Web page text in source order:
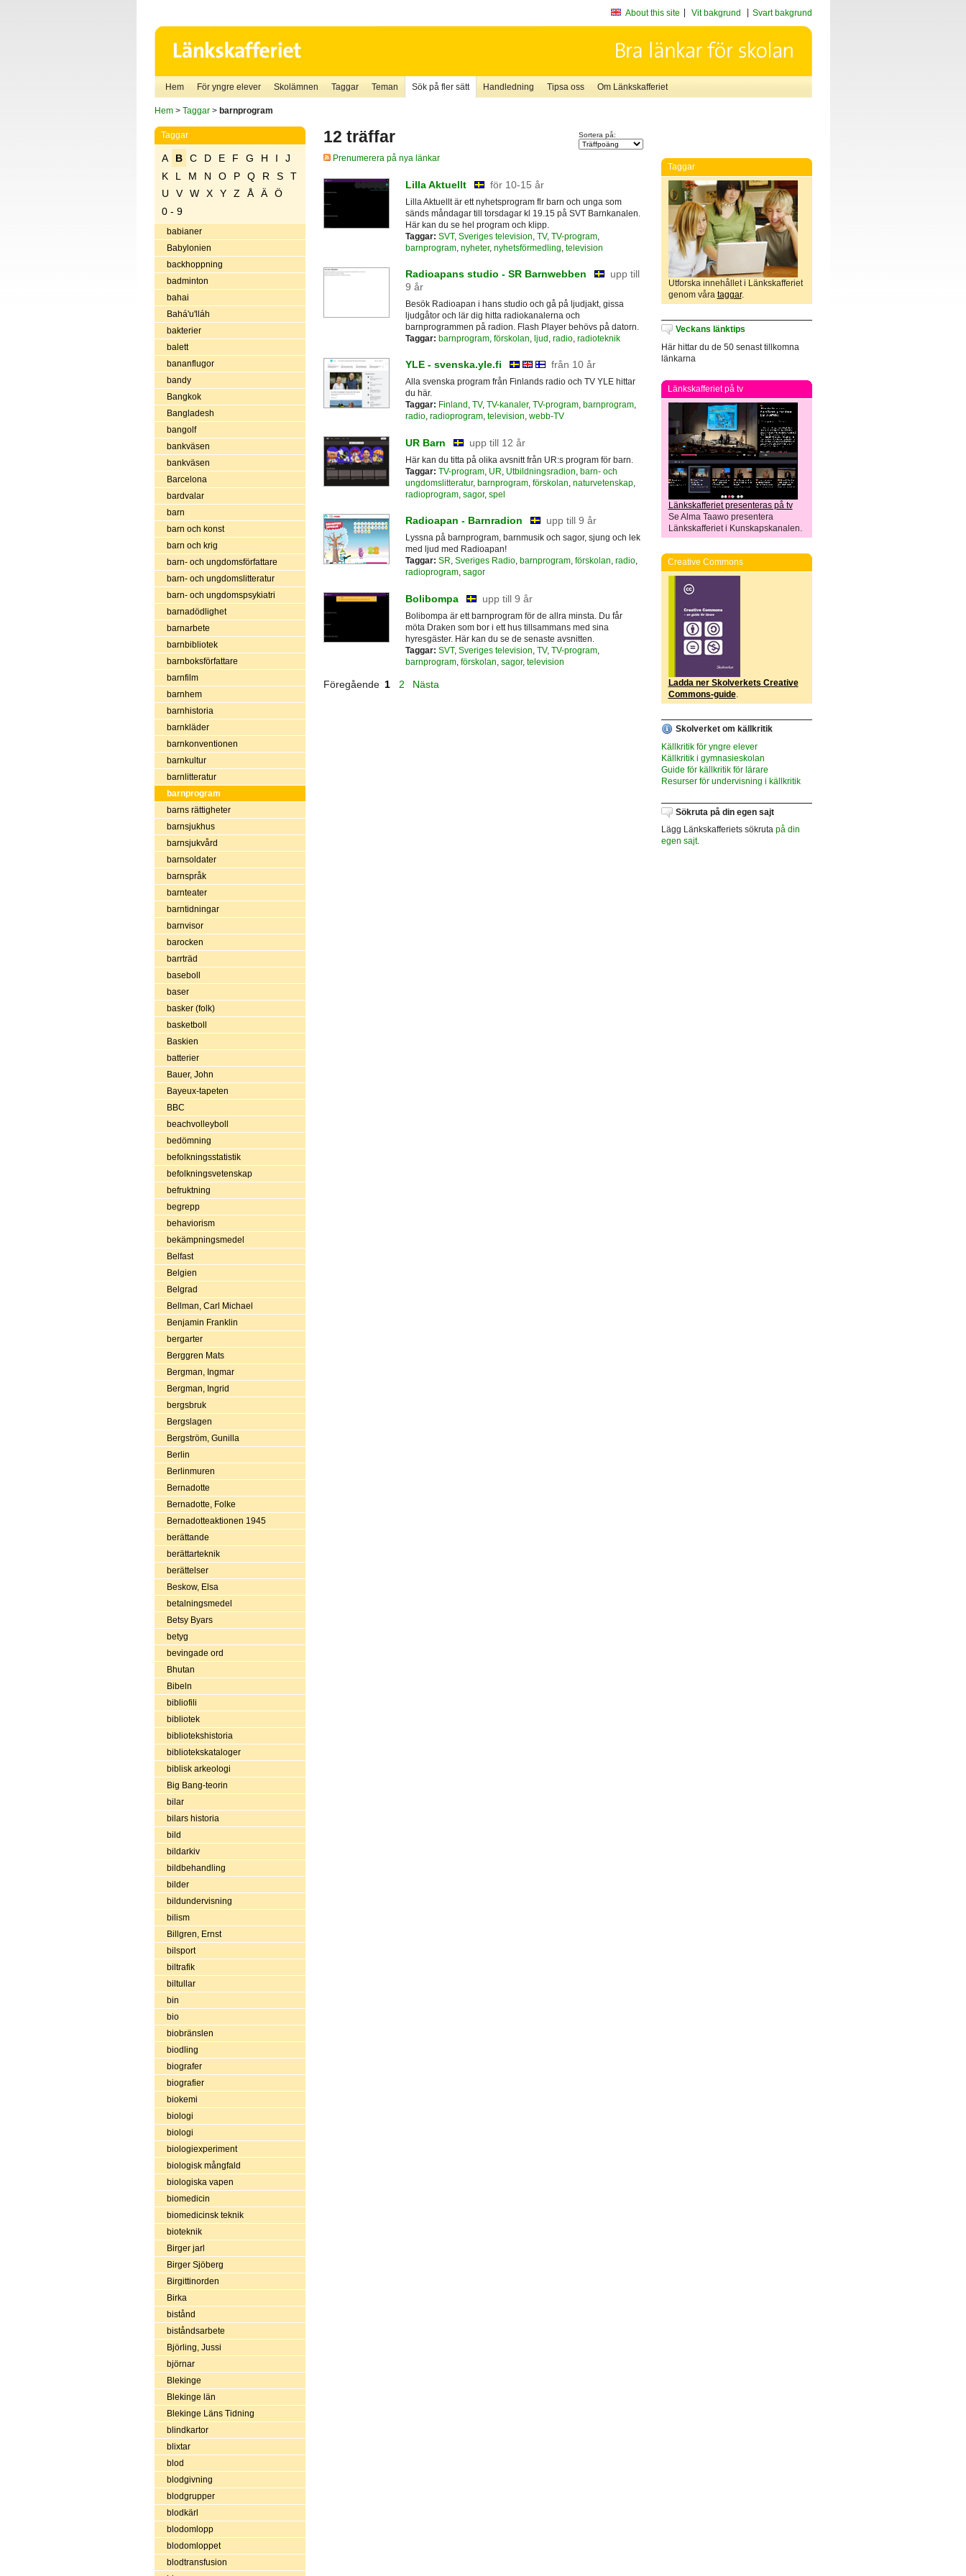
About this site Vit bakgrund Svart bakgrund
Hem För yngre elever Skolämnen Taggar Teman Sök på fler sätt Handledning Tipsa oss Om Länkskafferiet
Hem> Taggar> barnprogram
Taggar
A B C D E F G H I
J
K
L M N O P Q R S
T
U
V W X Y Z Å Ä
Ö
0 - 9
babianer
Babylonien
backhoppning
badminton
bahai
Bahá'u'lláh
bakterier
balett
bananflugor
bandy
Bangkok
Bangladesh
bangolf
bankväsen
bankväsen
Barcelona
bardvalar
barn
barn och konst
barn och krig
barn- och ungdomsförfattare
barn- och ungdomslitteratur
barn- och ungdomspsykiatri
barnadödlighet
barnarbete
barnbibliotek
barnboksförfattare
barnfilm
barnhem
barnhistoria
barnkläder
barnkonventionen
barnkultur
barnlitteratur
barnprogram
barns rättigheter
barnsjukhus
barnsjukvård
barnsoldater
barnspråk
barnteater
barntidningar
barnvisor
barocken
barrträd
baseboll
baser
basker (folk)
basketboll
Baskien
batterier
Bauer, John
Bayeux-tapeten
BBC
beachvolleyboll
bedömning
befolkningsstatistik
befolkningsvetenskap
befruktning
begrepp
behaviorism
bekämpningsmedel
Belfast
Belgien
Belgrad
Bellman, Carl Michael
Benjamin Franklin
bergarter
Berggren Mats
Bergman, Ingmar
Bergman, Ingrid
bergsbruk
Bergslagen
Bergström, Gunilla
Berlin
Berlinmuren
Bernadotte
Bernadotte, Folke
Bernadotteaktionen 1945
berättande
berättarteknik
berättelser
Beskow, Elsa
betalningsmedel
Betsy Byars
betyg
bevingade ord
Bhutan
Bibeln
bibliofili
bibliotek
bibliotekshistoria
bibliotekskataloger
biblisk arkeologi
Big Bang-teorin
bilar
bilars historia
bild
bildarkiv
bildbehandling
bilder
bildundervisning
bilism
Billgren, Ernst
bilsport
biltrafik
biltullar
bin
bio
biobränslen
biodling
biografer
biografier
biokemi
biologi
biologi
biologiexperiment
biologisk mångfald
biologiska vapen
biomedicin
biomedicinsk teknik
bioteknik
Birger jarl
Birger Sjöberg
Birgittinorden
Birka
bistånd
biståndsarbete
Björling, Jussi
björnar
Blekinge
Blekinge län
Blekinge Läns Tidning
blindkartor
blixtar
blod
blodgivning
blodgrupper
blodkärl
blodomlopp
blodomloppet
blodtransfusion
12 träffar Sortera på:
Prenumerera på nya länkar
Lilla Aktuellt för 10-15 år
Lilla Aktuellt är ett nyhetsprogram flr barn och unga som
sänds måndagar till torsdagar kl 19.15 på SVT Barnkanalen.
Här kan du se hel program och klipp.
Taggar: SVT, Sveriges television TV, TV-program,
barnprogram, nyheter, nyhetsförmedling television
Radioapans studio - SR Barnwebben
upp till
9 år
Besök Radioapan i hans studio och gå på ljudjakt, gissa
ljudgåtor och lär dig hitta radiokanalerna och
barnprogrammen på radion. Flash Player behövs på datorn.
Taggar: barnprogram, förskolan, ljud , radio, radioteknik
YLE - svenska.yle.fi från 10 år
Alla svenska program från Finlands radio och TV YLE hittar
du här.
Taggar: Finland , TV, TV-kanaler, TV-program, barnprogram,
radio, radioprogram, television, webb-TV
UR Barn upp till 12 år
Här kan du titta på olika avsnitt från UR:s program för barn.
Taggar: TV-program, UR, Utbildningsradion, barn- och
ungdomslitteratur, barnprogram, förskolan, naturvetenskap,
radioprogram, sagor, spel
Radioapan - Barnradion upp till 9 år
Lyssna på barnprogram, barnmusik och sagor, sjung och lek
med ljud med Radioapan!
Taggar: SR, Sveriges Radio, barnprogram, förskolan, radio,
radioprogram, sagor
Bolibompa upp till 9 år
Bolibompa är ett barnprogram för de allra minsta. Du får
möta Draken som bor i ett hus tillsammans med sina
hyresgäster. Här kan du se de senaste avsnitten.
Taggar: SVT, Sveriges television TV, TV-program,
barnprogram, förskolan sagor, television
Föregående 1 2 Nästa
Taggar
Utforska innehållet i Länkskafferiet
genom våra taggar.
Veckans länktips
Här hittar du de 50 senast tillkomna
länkarna
Länkskafferiet på tv
Länkskafferiet presenteras på tv
Se Alma Taawo presentera
Länkskafferiet i Kunskapskanalen.
Creative Commons
Ladda ner Skolverkets Creative
Commons-guide.
Skolverket om källkritik
Källkritik för yngre elever
Källkritik i gymnasieskolan
Guide för källkritik för lärare
Resurser för undervisning i källkritik
Sökruta på din egen sajt
Lägg Länkskafferiets sökruta på din
egen sajt.